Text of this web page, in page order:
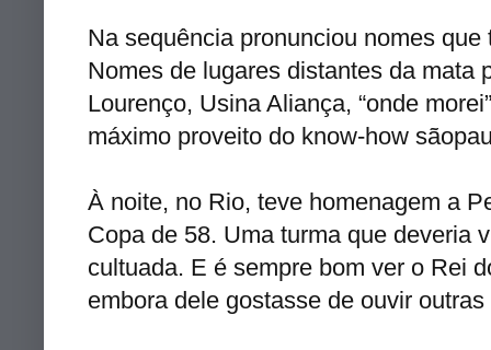
Na sequência pronunciou nomes
Nomes de lugares distantes da mata
Lourenço, Usina Aliança, “onde
máximo proveito do know-how
À noite, no Rio, teve homenagem a
Copa de 58. Uma turma que deveria
cultuada. E é sempre bom ver o Rei
embora dele gostasse de ouvir